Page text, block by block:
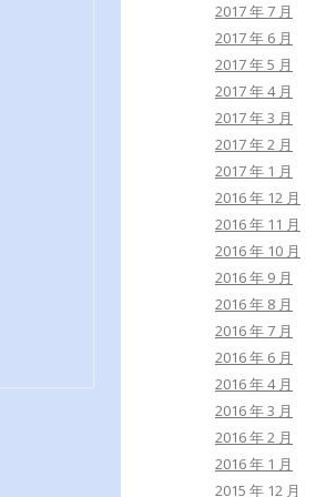
2017 年 7 月
2017 年 6 月
2017 年 5 月
2017 年 4 月
2017 年 3 月
2017 年 2 月
2017 年 1 月
2016 年 12 月
2016 年 11 月
2016 年 10 月
2016 年 9 月
2016 年 8 月
2016 年 7 月
2016 年 6 月
2016 年 4 月
2016 年 3 月
2016 年 2 月
2016 年 1 月
2015 年 12 月